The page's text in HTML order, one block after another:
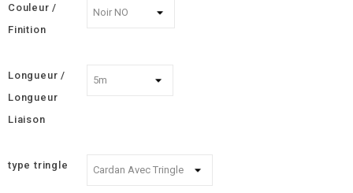
Couleur /
Finition
Longueur /
Longueur
Liaison
type tringle